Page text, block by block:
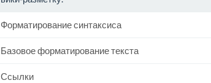
Форматирование синтаксиса
Базовое форматирование текста
Ссылки